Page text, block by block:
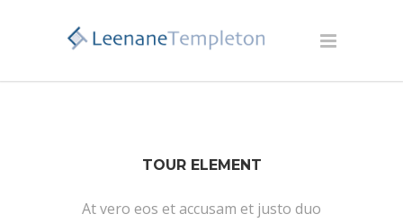
TOUR ELEMENT
At vero eos et accusam et justo duo